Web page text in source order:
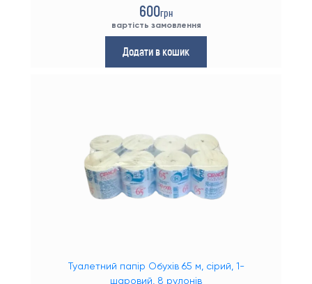
600грн
вартість замовлення
Додати в кошик
Туалетний папір Обухів 65 м, сірий, 1-
шаровий, 8 рулонів